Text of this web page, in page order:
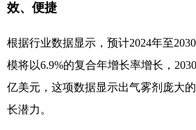
效、便捷
根据行业数据显示，预计2024年至
模将以6.9%的复合年增长率增长，
亿美元，这项数据显示出气雾剂庞大
长潜力。